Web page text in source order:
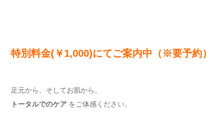
特別料金(￥1,000)にてご案内中（※要予約）
足元から、そしてお肌から。
トータルでのケア をご体感ください。